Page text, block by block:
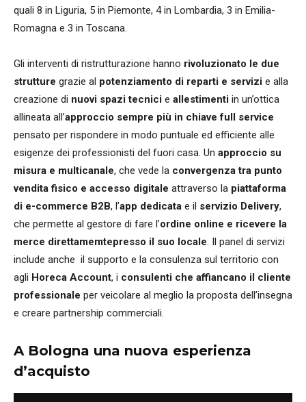
quali 8 in Liguria, 5 in Piemonte, 4 in Lombardia, 3 in Emilia-
Romagna e 3 in Toscana.
Gli interventi di ristrutturazione hanno rivoluzionato le due
strutture grazie al potenziamento di reparti e servizi e alla
creazione di nuovi spazi tecnici e allestimenti in un’ottica
allineata all’approccio sempre più in chiave full service
pensato per rispondere in modo puntuale ed efficiente alle
esigenze dei professionisti del fuori casa. Un approccio su
misura e multicanale, che vede la convergenza tra punto
vendita fisico e accesso digitale attraverso la piattaforma
di e-commerce B2B, l’app dedicata e il servizio Delivery,
che permette al gestore di fare l’ordine online e ricevere la
merce direttamemtepresso il suo locale. Il panel di servizi
include anche il supporto e la consulenza sul territorio con
agli Horeca Account, i consulenti che affiancano il cliente
professionale per veicolare al meglio la proposta dell’insegna
e creare partnership commerciali.
A Bologna una nuova esperienza
d’acquisto